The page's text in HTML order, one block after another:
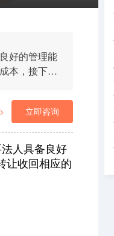
好的管理能
本，接下来
立即咨询
人具备良好
让收回相应的